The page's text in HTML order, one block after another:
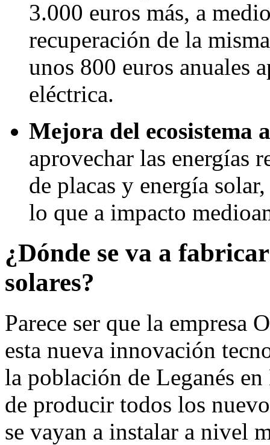
3.000 euros más, a
recuperación de la
unos 800 euros anuales
eléctrica.
Mejora del ecosistema
aprovechar las energías
de placas y energía
lo que a impacto
¿Dónde se va a
solares?
Parece ser que la empresa
esta nueva innovación
la población de Leganés
de producir todos los
se vayan a instalar a nivel